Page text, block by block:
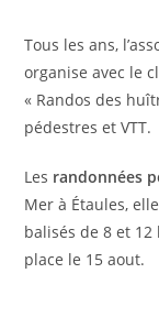
Tous les ans,
organise avec le
« Randos des
pédestres et VTT.
Les randonnées
Mer à Étaules,
balisés de 8 et
place le 15 aout.